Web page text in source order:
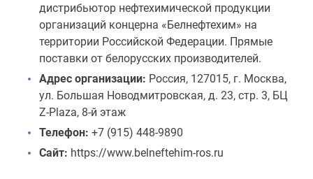
дистрибьютор нефтехимической продукции
организаций концерна «Белнефтехим» на
территории Российской Федерации. Прямые
поставки от белорусских производителей.
Адрес организации: Россия, 127015, г. Москва,
ул. Большая Новодмитровская, д. 23, стр. 3, БЦ
Z-Plaza, 8-й этаж
Телефон: +7 (915) 448-9890
Сайт: https://www.belneftehim-ros.ru